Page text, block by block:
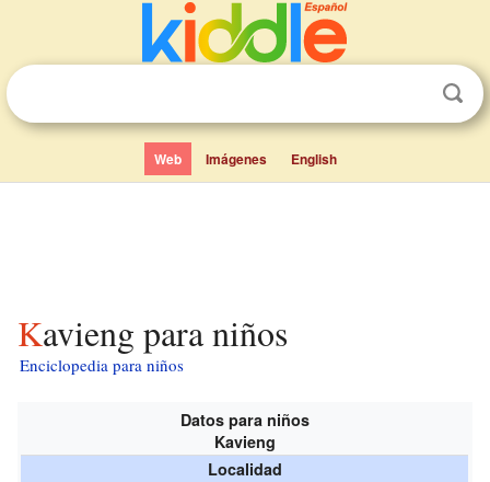
Web Imágenes English
Kavieng para niños
Enciclopedia para niños
Datos para niños
Kavieng
Localidad